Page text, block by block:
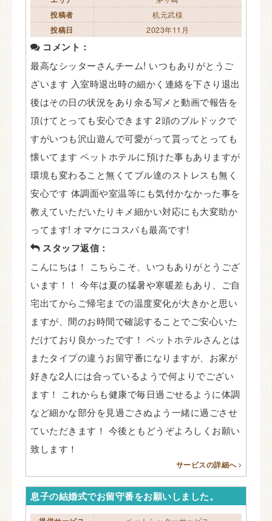
投稿者 机元武様
投稿日 2023年11月
コメント：
最高なシッターさんチーム! いつもありがとうご
ざいます 入室時退出時の細かく連絡を下さり退出
後はその日の状況をあり余る写メと動画で報告を
頂けてとっても安心できます 2頭のブルドックで
すがいつも沢山遊んで可愛がって貰ってとっても
懐いてます ペットホテルに預けた事もありますが
環境も変わること無くてブル達のストレスも無く
安心です 体調面や室温等にも気付かなかった事を
教えていただいたりキメ細かい対応にも大変助か
ってます! オマケにコスパも最高です!
スタッフ返信：
こんにちは！ こちらこそ、いつもありがとうござ
います！！ 今年は夏の猛暑や寒暖差もあり、ご自
宅出てからご帰宅までの温度変化が大きかと思い
ますが、間のお時間で確認することでご安心いた
だけており良かったです！ ペットホテルさんとは
またタイプの違うお留守番になりますが、お家が
好きな2人には合っているようで何よりでござい
ます！ これからも健康で毎日過ごせるように体調
など細かな部分を見過ごさぬよう一緒に過ごさせ
ていただきます！ 今後ともどうぞよろしくお願い
致します！
サービスの詳細へ
息子の結婚式でお留守番をお願いしました。